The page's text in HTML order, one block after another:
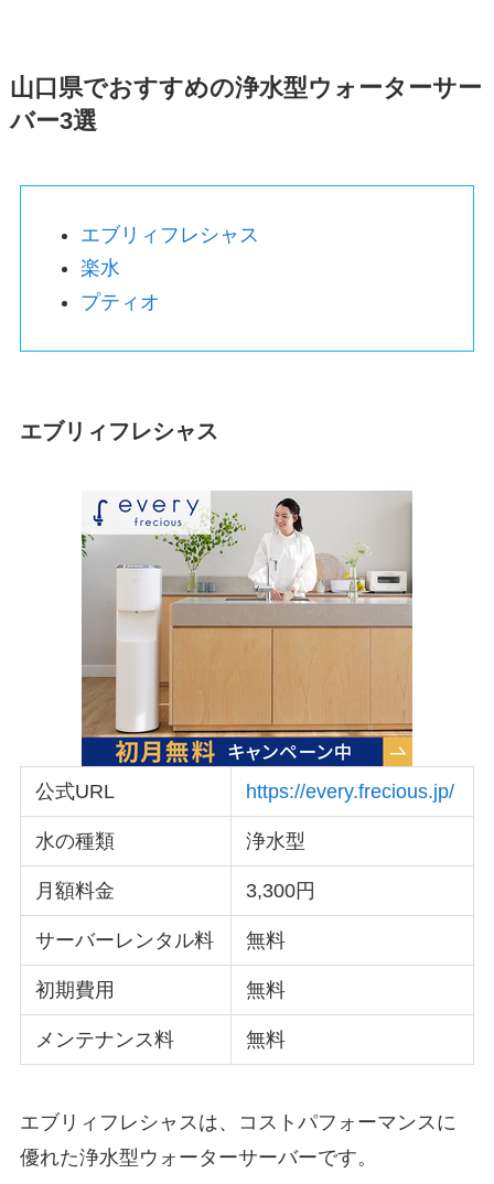
山口県でおすすめの浄水型ウォーターサー
バー3選
エブリィフレシャス
楽水
プティオ
エブリィフレシャス
公式URL https://every.frecious.jp/
水の種類 浄水型
月額料金 3,300円
サーバーレンタル料 無料
初期費用 無料
メンテナンス料 無料
エブリィフレシャスは、コストパフォーマンスに
優れた浄水型ウォーターサーバーです。